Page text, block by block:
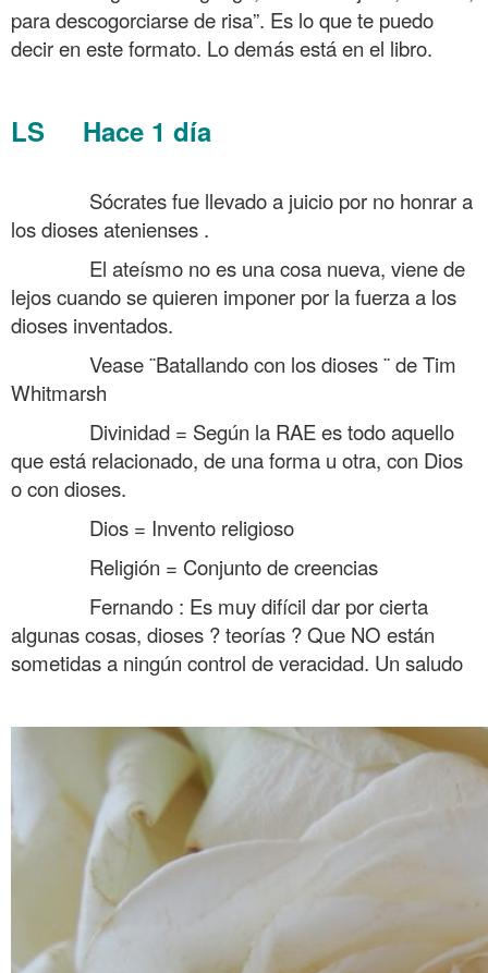
para descogorciarse de risa”. Es lo que te puedo
decir en este formato. Lo demás está en el libro.
LS Hace 1 día
Sócrates fue llevado a juicio por no honrar a
los dioses atenienses .
El ateísmo no es una cosa nueva, viene de
lejos cuando se quieren imponer por la fuerza a los
dioses inventados.
Vease ¨Batallando con los dioses ¨ de Tim
Whitmarsh
Divinidad = Según la RAE es todo aquello
que está relacionado, de una forma u otra, con Dios
o con dioses.
Dios = Invento religioso
Religión = Conjunto de creencias
Fernando : Es muy difícil dar por cierta
algunas cosas, dioses ? teorías ? Que NO están
sometidas a ningún control de veracidad. Un saludo